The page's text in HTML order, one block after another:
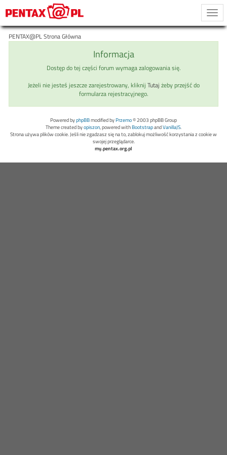
PENTAX@PL Strona Główna
Informacja
Dostęp do tej części forum wymaga zalogowania się.
Jeżeli nie jesteś jeszcze zarejestrowany, kliknij Tutaj żeby przejść do
formularza rejestracyjnego.
Powered byphpBBmodified byPrzemo© 2003 phpBB Group
Theme created byopiszon, powered withBootstrapandVanillaJS.
Strona używa plików cookie. Jeśli nie zgadzasz się na to, zablokuj możliwość korzystania z cookie w
swojej przeglądarce.
my.pentax.org.pl